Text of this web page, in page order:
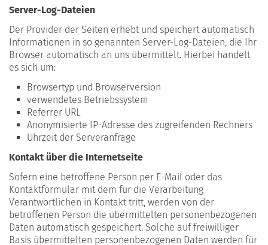
Server-Log-Dateien
Der Provider der Seiten erhebt und speichert automatisch
Informationen in so genannten Server-Log-Dateien, die Ihr
Browser automatisch an uns übermittelt. Hierbei handelt
es sich um:
Browsertyp und Browserversion
verwendetes Betriebssystem
Referrer URL
Anonymisierte IP-Adresse des zugreifenden Rechners
Uhrzeit der Serveranfrage
Kontakt über die Internetseite
Sofern eine betroffene Person per E-Mail oder das
Kontaktformular mit dem für die Verarbeitung
Verantwortlichen in Kontakt tritt, werden von der
betroffenen Person die übermittelten personenbezogenen
Daten automatisch gespeichert. Solche auf freiwilliger
Basis übermittelten personenbezogenen Daten werden für